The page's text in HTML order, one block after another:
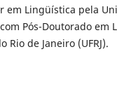
em Lingüística pela
Pós-Doutorado em
Rio de Janeiro (UFRJ).